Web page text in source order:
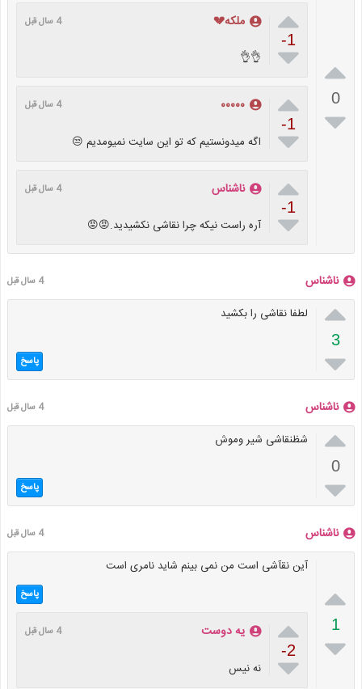

0


-1

ملکه💔 4 سال قبل
👌👌

-1

۰۰۰۰۰ 4 سال قبل
اگه میدونستیم که تو این سایت نمیومدیم 😒

-1

ناشناس 4 سال قبل
آره راست نیکه چرا نقاشی نکشیدید.😡😡
ناشناس 4 سال قبل

3

لطفا نقاشی را بکشید
پاسخ
ناشناس 4 سال قبل

0

شظنقاشی شیر وموش
پاسخ
ناشناس 4 سال قبل

1

آین نقآشی است من نمی بینم شاید نامری است
پاسخ

-2

یه دوست 4 سال قبل
نه نیس